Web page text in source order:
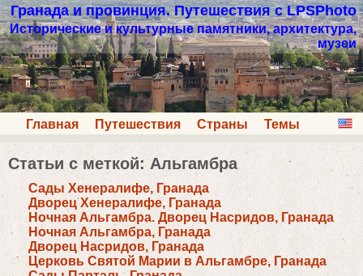
Гранада и провинция. Путешествия с LPSPhoto
Исторические и культурные памятники, архитектура,
музеи
Главная Путешествия Страны Темы
Статьи с меткой: Альгамбра
Сады Хенералифе, Гранада
Дворец Хенералифе, Гранада
Ночная Альгамбра. Дворец Насридов, Гранада
Ночная Альгамбра, Гранада
Дворец Насридов, Гранада
Церковь Святой Марии в Альгамбре, Гранада